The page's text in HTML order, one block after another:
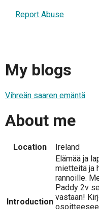
Report Abuse
My blogs
Vihreän saaren emäntä
About me
Location Ireland
Introduction
Elämää ja
mietteitä ja
rannoille.
Paddy 2v
vastaan!